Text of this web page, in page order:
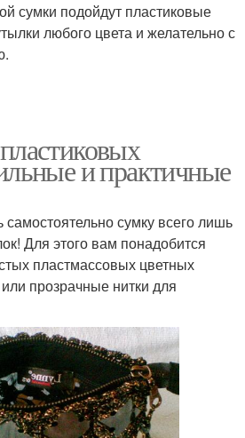
сумки подойдут пластиковые
любого цвета и желательно с
и практичные
сумку всего лишь
Для этого вам понадобится
пластмассовых цветных
прозрачные нитки для